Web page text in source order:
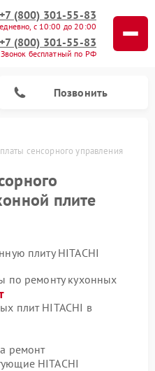
+7 (800) 301-55-83
с 10:00 до 20:00
+7 (800) 301-55-83
Звонок бесплатный по РФ
Позвонить
сенсорного управления
плите
плиту HITACHI
по ремонту кухонных
плит HITACHI в
ремонт
HITACHI